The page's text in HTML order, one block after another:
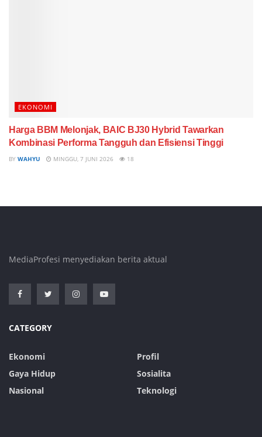
EKONOMI
Harga BBM Melonjak, BAIC BJ30 Hybrid Tawarkan
Kombinasi Performa Tangguh dan Efisiensi Tinggi
BY WAHYU MINGGU, 7 JUNI 2026 18
MediaProfesi menyediakan berita aktual
CATEGORY
Ekonomi
Gaya Hidup
Nasional
Profil
Sosialita
Teknologi